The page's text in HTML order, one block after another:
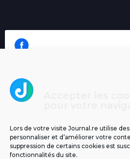
Lors de votre visite Journal.re utilise
personnaliser et d’améliorer votre
suppression de certains cookies est
fonctionnalités du site.